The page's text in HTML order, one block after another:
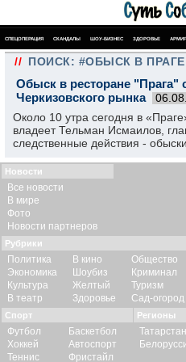
СПЕЦОПЕРАЦИЯ СКАНДАЛЫ ШОУ-БИЗНЕС ЗДОРОВЬЕ АРМИЯ
// ПОИСК: #ОБЫСК В ПРАГЕ
Обыск в ресторане "Прага"
Черкизовского рынка
Около 10 утра сегодня в
владеет Тельман Исмаилов,
следственные действия - обыски.
Новости
Все новости
В мире
Фото
Новости партнеров
Рубрики
Политика
Экономика
Культура
В театр
В кино
Шоубиз
Желтый
Здоровье
Общество
Криминал
Туризм
Сад-огород
Спорт
Футбол
Хоккей
Теннис
Баскетбол
Автоспорт
Фристайл
Регионы
Татарстан